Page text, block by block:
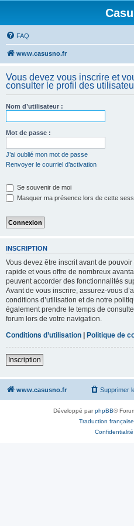
FAQ
www.casusno.fr
Vous devez vous inscrire et
consulter le profil des
Nom d’utilisateur :
Mot de passe :
J’ai oublié mon mot de passe
Renvoyer le courriel d’activation
Se souvenir de moi
Masquer ma présence lors de cette
INSCRIPTION
Vous devez être inscrit avant de
rapide et vous offre de nombreux
peuvent accorder des fonctionnalités
Avant de vous inscrire, assurez-vous
conditions d’utilisation et de notre
également prendre le temps de
forum lors de votre navigation.
Conditions d’utilisation | Politique de
Inscription
www.casusno.fr Supprimer
Développé parphpBB®
Traduction
Confidentialité